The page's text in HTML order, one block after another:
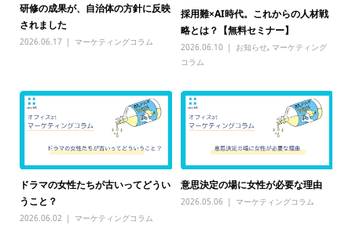
研修の成果が、自治体の方針に反映
されました
2026.06.17 マーケティングコラム
採用難×AI時代。これからの人材戦
略とは？【無料セミナー】
2026.06.10 お知らせ, マーケティング
コラム
ドラマの女性たちが古いってどうい
うこと？
2026.06.02 マーケティングコラム
意思決定の場に女性が必要な理由
2026.05.06 マーケティングコラム